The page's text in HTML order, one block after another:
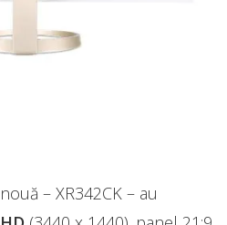
– XR342CK – au